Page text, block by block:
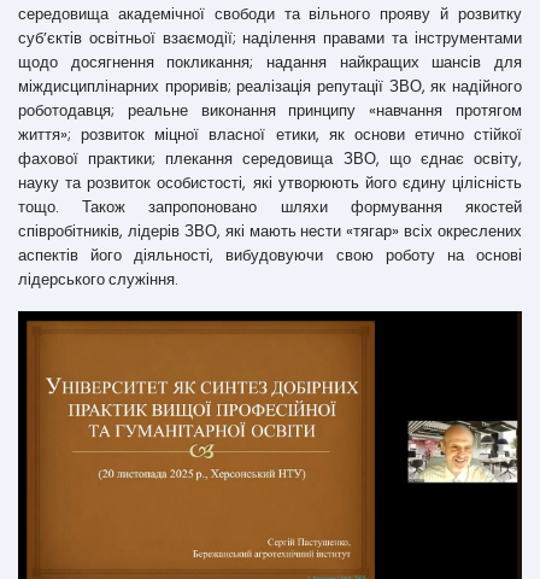
середовища академічної свободи та вільного прояву й розвитку
суб’єктів освітньої взаємодії; наділення правами та інструментами
щодо досягнення покликання; надання найкращих шансів для
міждисциплінарних проривів; реалізація репутації ЗВО, як надійного
роботодавця; реальне виконання принципу «навчання протягом
життя»; розвиток міцної власної етики, як основи етично стійкої
фахової практики; плекання середовища ЗВО, що єднає освіту,
науку та розвиток особистості, які утворюють його єдину цілісність
тощо. Також запропоновано шляхи формування якостей
співробітників, лідерів ЗВО, які мають нести «тягар» всіх окреслених
аспектів його діяльності, вибудовуючи свою роботу на основі
лідерського служіння.